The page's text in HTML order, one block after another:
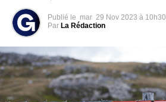
Publié le mar 29 Nov 2023 à 10h30
Par La Rédaction